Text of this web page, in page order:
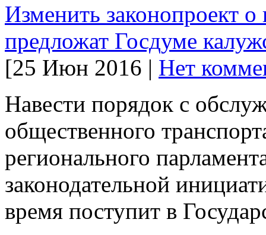
Изменить законопроект о
предложат Госдуме
[25 Июн 2016 | Нет
Навести порядок с
общественного
регионального
законодательной
время поступит в